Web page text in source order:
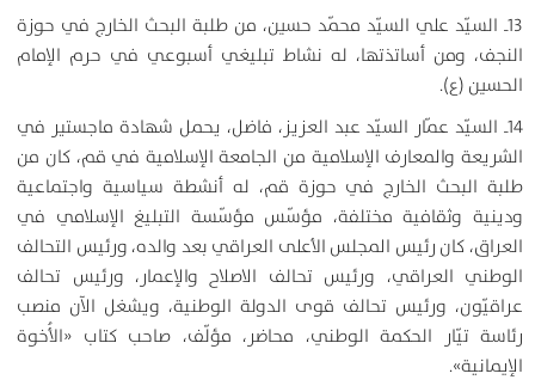
13ـ السيّد علي السيّد محمّد حسين، من طلبة البحث الخارج في حوزة
النجف، ومن أساتذتها، له نشاط تبليغي أسبوعي في حرم الإمام
الحسين (ع).
14ـ السيّد عمّار السيّد عبد العزيز، فاضل، يحمل شهادة ماجستير في
الشريعة والمعارف الإسلامية من الجامعة الإسلامية في قم، كان من
طلبة البحث الخارج في حوزة قم، له أنشطة سياسية واجتماعية
ودينية وثقافية مختلفة، مؤسّس مؤسّسة التبليغ الإسلامي في
العراق، كان رئيس المجلس الأعلى العراقي بعد والده، ورئيس التحالف
الوطني العراقي، ورئيس تحالف الاصلاح والإعمار، ورئيس تحالف
عراقيّون، ورئيس تحالف قوى الدولة الوطنية، ويشغل الآن منصب
رئاسة تيّار الحكمة الوطني، محاضر، مؤلّف، صاحب كتاب «الأُخوة
الإيمانية».